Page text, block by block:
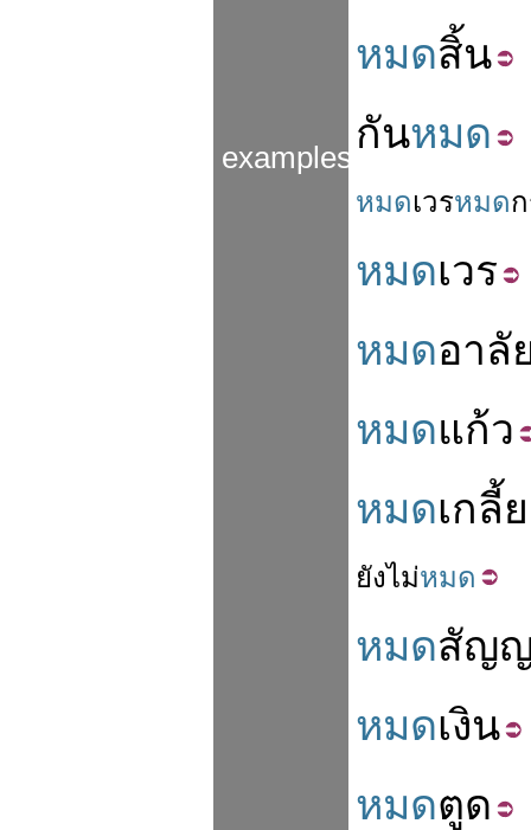
examples
หมดสิ้น
กันหมด
หมดเวรหมด
หมดเวร
หมดอาลั
หมดแก้ว
หมดเกลี้
ยังไม่หมด
หมดสัญ
หมดเงิน
หมดตูด